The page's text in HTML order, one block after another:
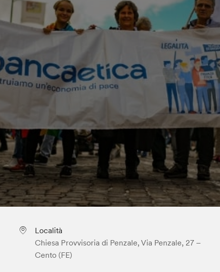
Località
Chiesa Provvisoria di Penzale, Via Penzale, 27 –
Cento (FE)